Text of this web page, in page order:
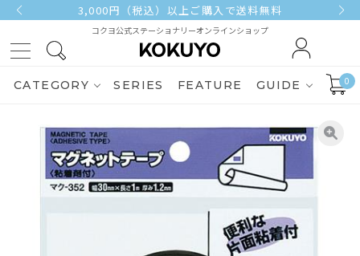
3,000円（税込）以上ご購入で送料無料
コクヨ公式ステーショナリーオンラインショップ
CATEGORY SERIES FEATURE GUIDE 0